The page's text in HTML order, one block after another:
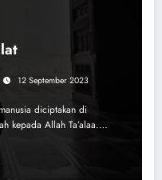
12 September 2023
diciptakan di
kepada Allah Ta’alaa.…